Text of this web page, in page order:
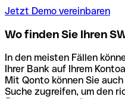
Jetzt Demo vereinbaren
Wo finden Sie Ihren
In den meisten Fällen
Ihrer Bank auf Ihrem
Mit Qonto können Sie
Suche zugreifen, um den